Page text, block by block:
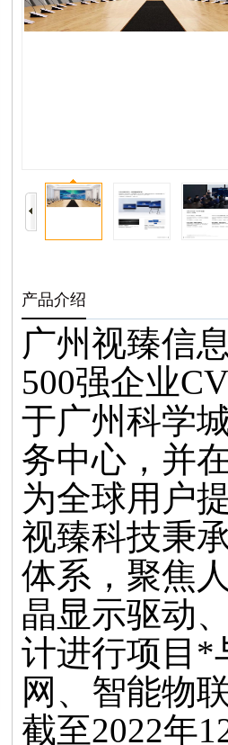
产品介绍
广州视臻信
500强企业
于广州科学
务中心，并
为全球用户
视臻科技秉
体系，聚焦
晶显示驱动
计进行项目*
网、智能物
截至2022年